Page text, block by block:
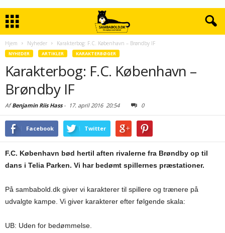
Hjem Nyheder Karakterbog: F.C. København – Brøndby IF
NYHEDER ARTIKLER KARAKTERBØGER
Karakterbog: F.C. København –
Brøndby IF
AfBenjamin Riis Hass- 17. april 201620:54 0
Facebook Twitter
F.C. København bød hertil aften rivalerne fra Brøndby op til
dans i Telia Parken. Vi har bedømt spillernes præstationer.
På sambabold.dk giver vi karakterer til spillere og trænere på
udvalgte kampe. Vi giver karakterer efter følgende skala:
UB: Uden for bedømmelse.